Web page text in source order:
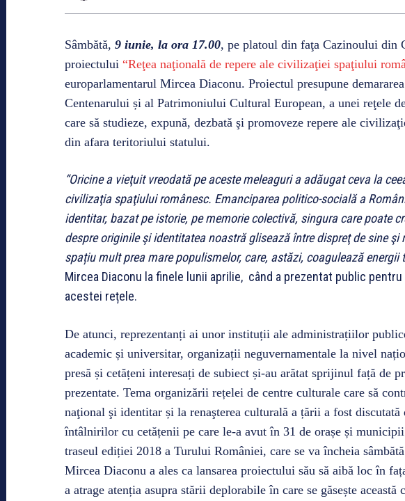
Sâmbătă, 9 iunie, la ora 17.00, pe platoul din faţa Cazinoului din
proiectului “Reţea naţională de repere ale civilizaţiei spaţiului
europarlamentarul Mircea Diaconu. Proiectul presupune
Centenarului și al Patrimoniului Cultural European, a unei reţele
care să studieze, expună, dezbată şi promoveze repere ale
din afara teritoriului statului.
“Oricine a vieţuit vreodată pe aceste meleaguri a adăugat ceva la
civilizaţia spaţiului românesc. Emanciparea politico-socială a
identitar, bazat pe istorie, pe memorie colectivă, singura care poate
despre originile şi identitatea noastră glisează între dispreţ de sine şi
spațiu mult prea mare populismelor, care, astăzi, coagulează energii
Mircea Diaconu la finele lunii aprilie, când a prezentat public
acestei rețele.
De atunci, reprezentanți ai unor instituții ale administrațiilor
academic și universitar, organizații neguvernamentale la nivel
presă și cetățeni interesați de subiect și-au arătat sprijinul față de
prezentate. Tema organizării rețelei de centre culturale care să
naţional şi identitar și la renaşterea culturală a țării a fost
întâlnirilor cu cetățenii pe care le-a avut în 31 de orașe și
traseul ediției 2018 a Turului României, care se va încheia
Mircea Diaconu a ales ca lansarea proiectului său să aibă loc în
a atrage atenția asupra stării deplorabile în care se găsește